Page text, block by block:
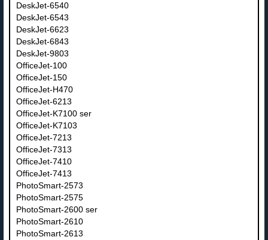
DeskJet-6540
DeskJet-6543
DeskJet-6623
DeskJet-6843
DeskJet-9803
OfficeJet-100
OfficeJet-150
OfficeJet-H470
OfficeJet-6213
OfficeJet-K7100 ser
OfficeJet-K7103
OfficeJet-7213
OfficeJet-7313
OfficeJet-7410
OfficeJet-7413
PhotoSmart-2573
PhotoSmart-2575
PhotoSmart-2600 ser
PhotoSmart-2610
PhotoSmart-2613